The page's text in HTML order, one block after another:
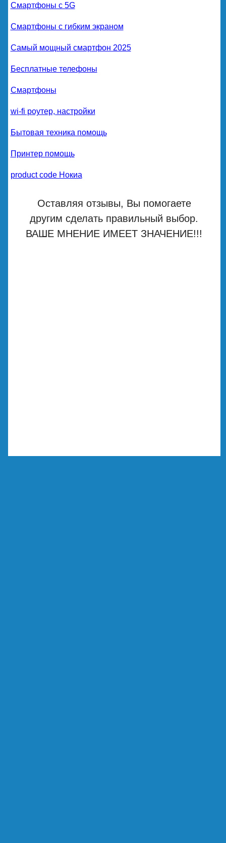
Смартфоны с 5G
Смартфоны с гибким экраном
Самый мощный смартфон 2025
Бесплатные телефоны
Смартфоны
wi-fi роутер, настройки
Бытовая техника помощь
Принтер помощь
product code Нокиа
Оставляя отзывы, Вы помогаете
другим сделать правильный выбор.
ВАШЕ МНЕНИЕ ИМЕЕТ ЗНАЧЕНИЕ!!!